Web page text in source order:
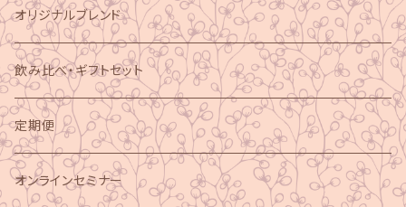
オリジナルブレンド
飲み比べ・ギフトセット
定期便
オンラインセミナー